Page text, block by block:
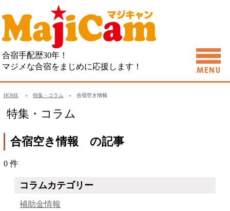
合宿手配歴30年！
マジメな合宿をまじめに応援します！
HOME» 特集・コラム » 合宿空き情報
特集・コラム
合宿空き情報 の記事
0 件
コラムカテゴリー
補助金情報